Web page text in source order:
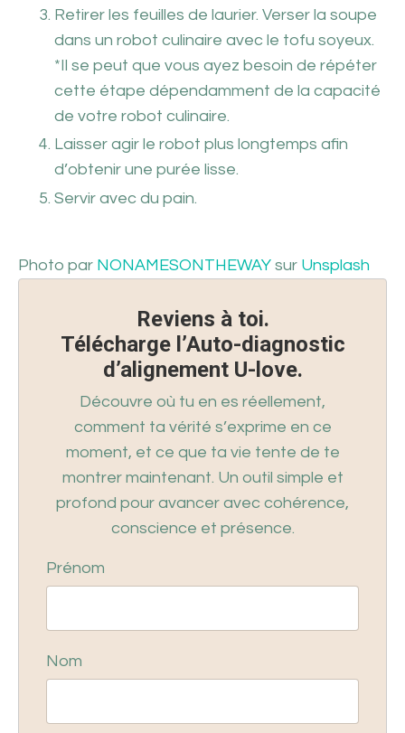
Retirer les feuilles de laurier. Verser la soupe
dans un robot culinaire avec le tofu soyeux.
*Il se peut que vous ayez besoin de répéter
cette étape dépendamment de la capacité
de votre robot culinaire.
Laisser agir le robot plus longtemps afin
d’obtenir une purée lisse.
Servir avec du pain.
Photo par NONAMESONTHEWAY sur Unsplash
Reviens à toi.
Télécharge l’Auto-diagnostic
d’alignement U-love.
Découvre où tu en es réellement,
comment ta vérité s’exprime en ce
moment, et ce que ta vie tente de te
montrer maintenant. Un outil simple et
profond pour avancer avec cohérence,
conscience et présence.
Prénom
Nom